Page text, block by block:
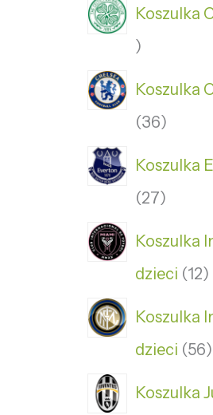
Koszulka
Koszulka
36
Koszulka
27
Koszulka
dzieci 12
Koszulka
dzieci 56
Koszulka